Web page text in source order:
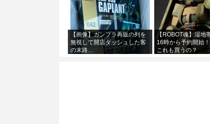
【画像】ガンプラ再販の列を
無視して開店ダッシュした客
の末路…
【ROBOT魂】湿地
16時から予約開始
これも買うの？